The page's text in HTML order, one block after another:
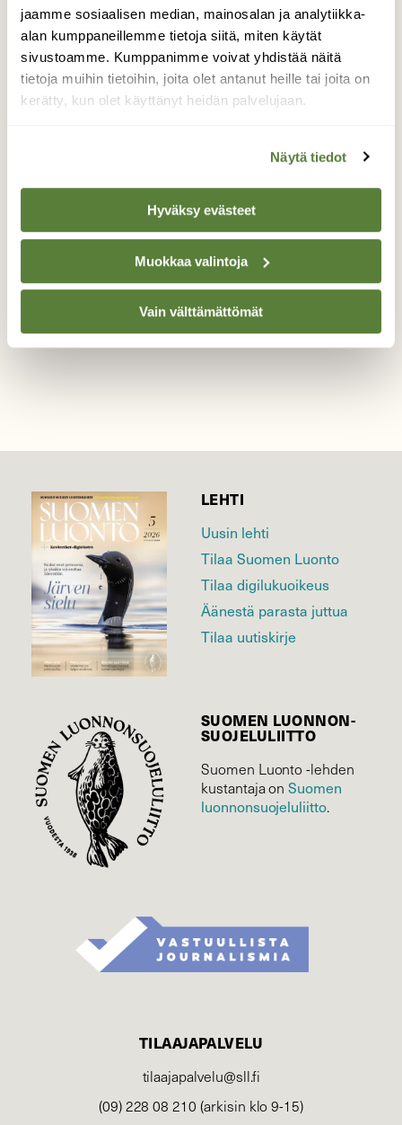
jaamme sosiaalisen median, mainosalan ja analytiikka-
alan kumppaneillemme tietoja siitä, miten käytät
sivustoamme. Kumppanimme voivat yhdistää näitä
tietoja muihin tietoihin, joita olet antanut heille tai joita on
kerätty, kun olet käyttänyt heidän palvelujaan.
Näytä tiedot
Hyväksy evästeet
Muokkaa valintoja
Vain välttämättömät
Asumme Espoon otaniemessä kerrostalossa
jossa on avonaiset parvekkeet. Jätimme
laittamatta kesäkukat seinällä olevaan
kukkatelineeseen. Alkukesästä sinne oli
muuttanut laulurastas ja kohta pesässä
olikin viisi munaa. Kaksi niistä kuoriutui ja nyt
käynnissä laulurastaspariskunnalla
onnistuttu sälekaihtimien välistä ottamaan.
On kyllä hienoin parvekekoriste aikoihin!
Valokuvaaja: Heidi Nissinen, Espoo 8.7.2019
TAKAISIN LISTAAN
LEHTI
Uusin lehti
Tilaa Suomen Luonto
Tilaa digilukuoikeus
Äänestä parasta juttua
Tilaa uutiskirje
SUOMEN LUONNON­
SUOJELU­LIITTO
Suomen Luonto -lehden
kustantaja onSuomen
luonnonsuojelu­liitto.
TILAAJAPALVELU
tilaajapalvelu@sll.fi
(09) 228 08 210 (arkisin klo 9-15)